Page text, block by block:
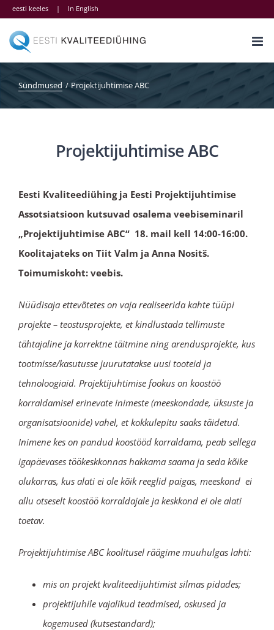
Skip
content
eesti keeles | In English
Sündmused Projektijuhtimise ABC
Projektijuhtimise ABC
Eesti Kvaliteediühing ja Eesti Projektijuhtimise
Assotsiatsioon kutsuvad osalema veebiseminaril
„Projektijuhtimise ABC“ 18. mail kell 14:00-16:00.
Koolitajateks on Tiit Valm ja Anna Nositš.
Toimumiskoht: veebis.
Nüüdisaja ettevõtetes on vaja realiseerida kahte tüüpi
projekte – teostusprojekte, et kindlustada tellimuste
tähtajaline ja korrektne täitmine ning arendusprojekte, kus
tootmisse/kasutusse juurutatakse uusi tooteid ja
tehnoloogiaid. Projektijuhtimise fookus on koostöö
korraldamisel erinevate inimeste (meeskondade, üksuste ja
organisatsioonide) vahel, et kokkulepitu saaks täidetud.
Inimene kes on pandud koostööd korraldama, peab sellega
igapäevases töökeskkonnas hakkama saama ja seda kõike
olukorras, kus alati ei ole kõik reeglid paigas, meeskond ei
allu otseselt koostöö korraldajale ja keskkond ei ole alati
toetav.
Projektijuhtimise ABC koolitusel räägime muuhulgas lahti:
mis on projekt kvaliteedijuhtimist silmas pidades;
projektijuhile vajalikud teadmised, oskused ja
kogemused (kutsestandard);